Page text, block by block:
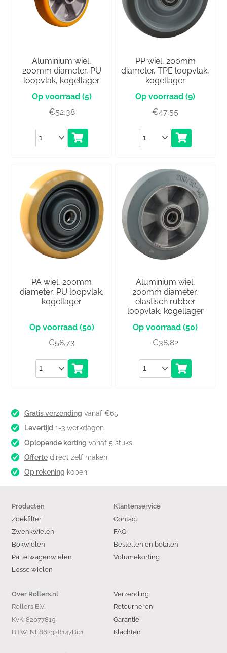
Aluminium wiel,
200mm diameter, PU
loopvlak, kogellager
(5)
€52,38
Aantal
PP wiel, 200mm
diameter, TPE loopvlak,
kogellager
(9)
€47,55
Aantal
PA wiel, 200mm
diameter, PU loopvlak,
kogellager
(50)
€58,73
Aantal
Aluminium wiel,
200mm diameter,
elastisch rubber
loopvlak, kogellager
(50)
€38,82
Aantal
Gratis verzending vanaf €65
Levertijd1-3 werkdagen
Oplopende korting vanaf 5 stuks
Offertedirect zelf maken
Op rekening kopen
Producten
Zoekfilter
Zwenkwielen
Bokwielen
Palletwagenwielen
Losse wielen
Klantenservice
Contact
FAQ
Bestellen en betalen
Volumekorting
Verzending
Retourneren
Garantie
Klachten
Over Rollers.nl
Rollers B.V.
KvK: 82077819
BTW: NL862328147B01